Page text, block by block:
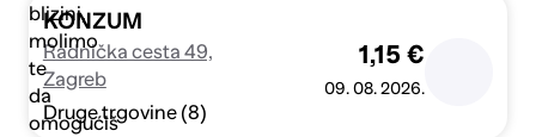
blizini,
molimo
te
da
omogućiš
KONZUM
Radnička cesta 49,
Zagreb
Druge trgovine (8)
1,15 €
09. 08. 2026.